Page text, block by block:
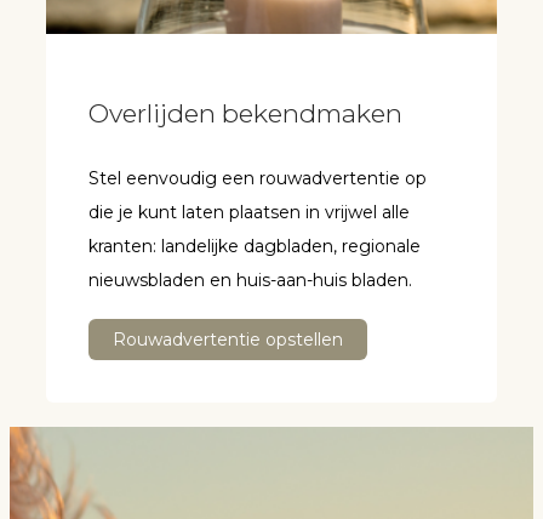
Overlijden bekendmaken
Stel eenvoudig een rouwadvertentie op
die je kunt laten plaatsen in vrijwel alle
kranten: landelijke dagbladen, regionale
nieuwsbladen en huis-aan-huis bladen.
Rouwadvertentie opstellen